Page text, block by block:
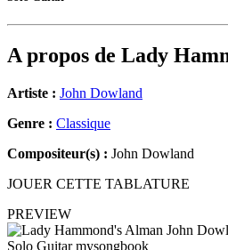
A propos de Lady
Artiste : John Dowland
Genre : Classique
Compositeur(s) : John Dowland
JOUER CETTE TABLATURE
PREVIEW